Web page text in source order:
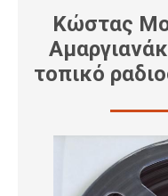
Κώστας
τοπικό